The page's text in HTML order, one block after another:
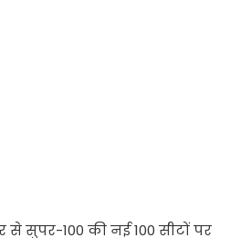
से सुपर-100 की नई 100 सीटों पर